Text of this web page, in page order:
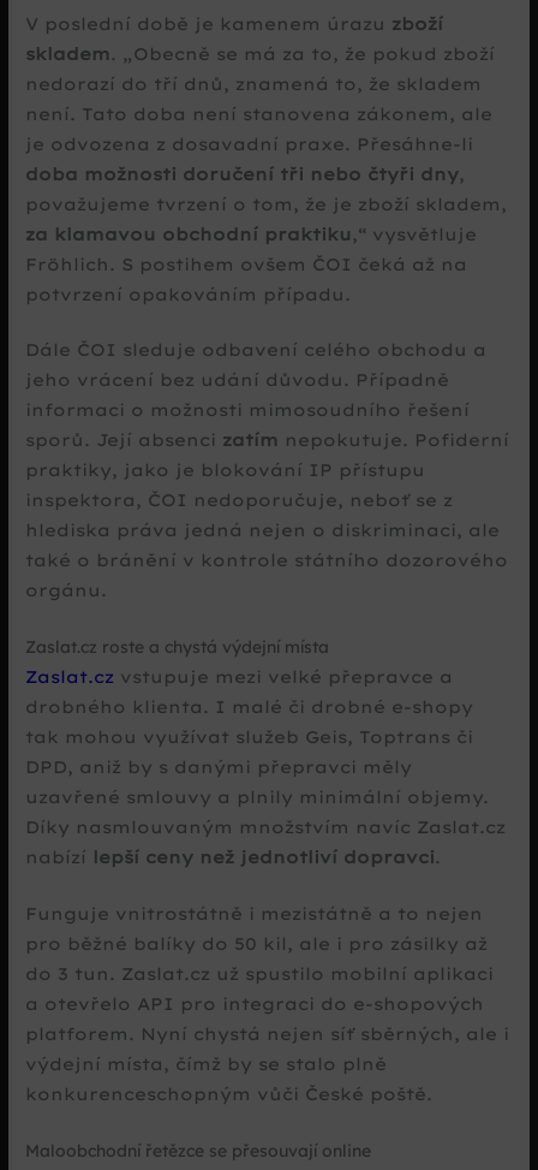
V poslední době je kamenem úrazu zboží
skladem .
Obecně se má za to, že pokud zboží
nedorazí do tří dnů, znamená to, že skladem
není. Tato doba není stanovena zákonem, ale
je odvozena z dosavadní praxe. Přesáhne-li
doba možnosti doručení tři nebo čtyři dny,
považujeme tvrzení o tom, že je zboží skladem,
za klamavou obchodní praktiku ,
vysvětluje
Fröhlich. S postihem ovšem ČOI čeká až na
potvrzení opakováním případu.
Dále ČOI sleduje odbavení celého obchodu a
jeho vrácení bez udání důvodu. Případně
informaci o možnosti mimosoudního řešení
sporů. Její absenci zatím nepokutuje. Pofiderní
praktiky, jako je blokování IP přístupu
inspektora, ČOI nedoporučuje, neboť se z
hlediska práva jedná nejen o diskriminaci, ale
také o bránění v kontrole státního dozorového
orgánu.
Zaslat.cz roste a chystá výdejní místa
Zaslat.cz vstupuje mezi velké přepravce a
drobného klienta. I malé či drobné e-shopy
tak mohou využívat služeb Geis, Toptrans či
DPD, aniž by s danými přepravci měly
uzavřené smlouvy a plnily minimální objemy.
Díky nasmlouvaným množstvím navíc Zaslat.cz
nabízí lepší ceny než jednotliví dopravci.
Funguje vnitrostátně i mezistátně a to nejen
pro běžné balíky do 50 kil, ale i pro zásilky až
do 3 tun. Zaslat.cz už spustilo mobilní aplikaci
a otevřelo API pro integraci do e-shopových
platforem. Nyní chystá nejen síť sběrných, ale i
výdejní místa, čímž by se stalo plně
konkurenceschopným vůči České poště.
Maloobchodní řetězce se přesouvají online